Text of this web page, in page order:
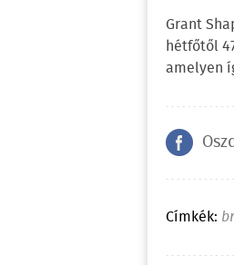
Grant
hétfőtől
amelyen
Címkék: